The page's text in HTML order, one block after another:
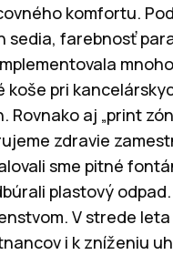
komfortu.
sedia, farebnosť
koše pri
Rovnako aj „print
zdravie
sme pitné
plastový
V strede
i k zníženiu